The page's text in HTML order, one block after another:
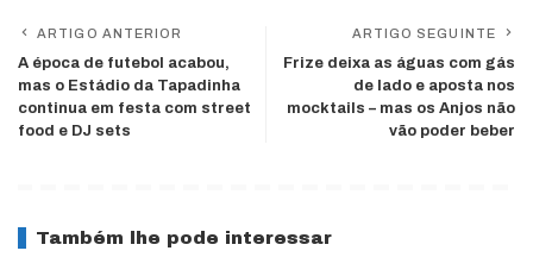
ARTIGO ANTERIOR
A época de futebol acabou,
mas o Estádio da Tapadinha
continua em festa com street
food e DJ sets
ARTIGO SEGUINTE
Frize deixa as águas com gás
de lado e aposta nos
mocktails – mas os Anjos não
vão poder beber
Também lhe pode interessar